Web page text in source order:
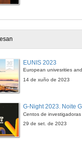
EUNIS 2023
14 de xuño de 2023
29 de set. de 2023